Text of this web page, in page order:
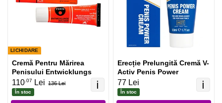
LICHIDARE
ℹ️
Cremă Pentru Mărirea
Penisului Entwicklungs
110.07 Lei 136 Lei
În stoc
ℹ️
Erecție Prelungită Cremă V-
Activ Penis Power
77 Lei
În stoc